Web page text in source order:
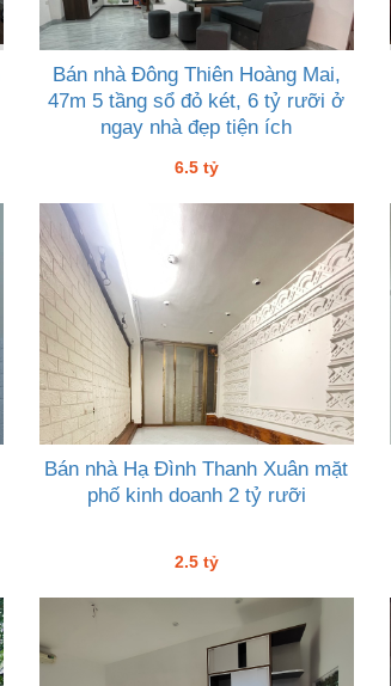
Bán nhà Đông Thiên Hoàng Mai,
47m 5 tầng sổ đỏ két, 6 tỷ rưỡi ở
ngay nhà đẹp tiện ích
6.5 tỷ
Bán nhà Hạ Đình Thanh Xuân mặt
phố kinh doanh 2 tỷ rưỡi
2.5 tỷ